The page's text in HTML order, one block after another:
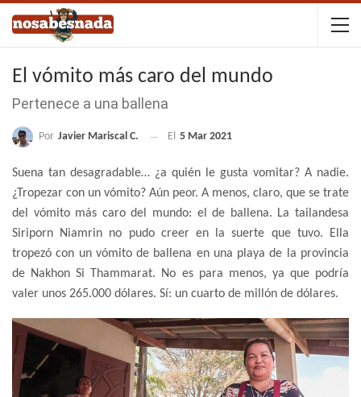
El vómito más caro del mundo
Pertenece a una ballena
Por Javier Mariscal C. El 5 Mar 2021
Suena tan desagradable… ¿a quién le gusta vomitar? A nadie.
¿Tropezar con un vómito? Aún peor. A menos, claro, que se trate
del vómito más caro del mundo: el de ballena. La tailandesa
Siriporn Niamrin no pudo creer en la suerte que tuvo. Ella
tropezó con un vómito de ballena en una playa de la provincia
de Nakhon Si Thammarat. No es para menos, ya que podría
valer unos 265.000 dólares. Sí: un cuarto de millón de dólares.